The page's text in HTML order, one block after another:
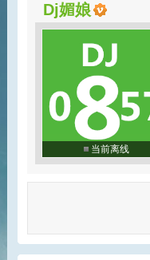
Dj媚娘
当前离线